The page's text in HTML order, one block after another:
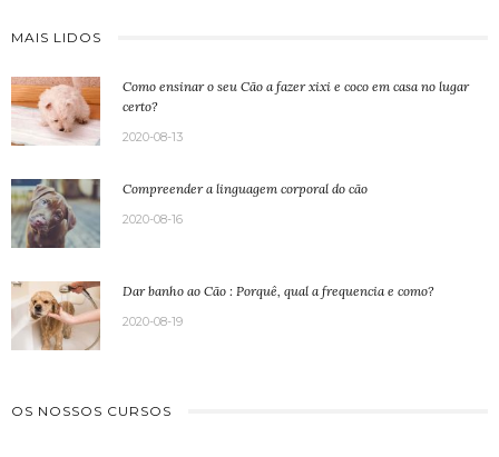
MAIS LIDOS
Como ensinar o seu Cão a fazer xixi e coco em casa no lugar
certo?
2020-08-13
Compreender a linguagem corporal do cão
2020-08-16
Dar banho ao Cão : Porquê, qual a frequencia e como?
2020-08-19
OS NOSSOS CURSOS